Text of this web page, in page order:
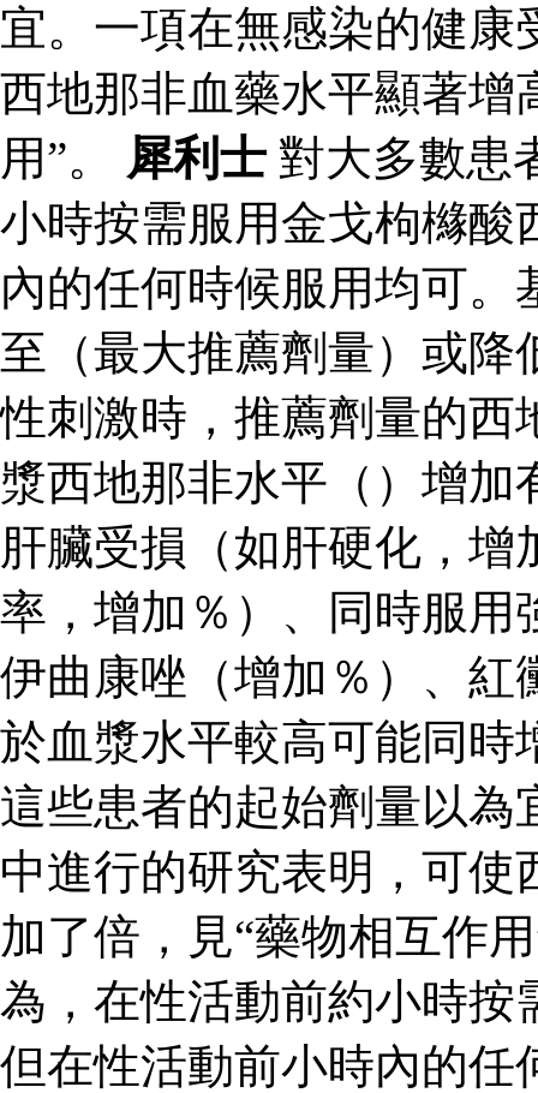
宜。一項在無感染的健
西地那非血藥水平顯著增
用”。 犀利士 對大多數患
小時按需服用金戈枸櫞酸
內的任何時候服用均可
至（最大推薦劑量）或降
性刺激時，推薦劑量的西
漿西地那非水平（）增
肝臟受損（如肝硬化，
率，增加％）、同時服用
伊曲康唑（增加％）、紅
於血漿水平較高可能同時
這些患者的起始劑量以為
中進行的研究表明，可
加了倍，見“藥物相互作
為，在性活動前約小時按
但在性活動前小時內的任